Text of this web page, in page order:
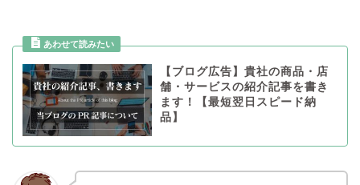
【ブログ広告】貴社の商品・店
舗・サービスの紹介記事を書き
ます！【最短翌日スピード納
品】